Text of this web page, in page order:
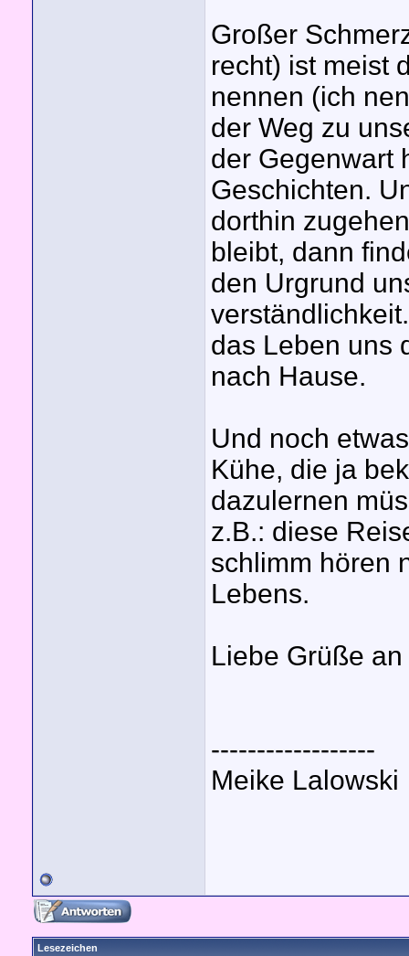
Großer
recht) ist meist
nennen (ich
der Weg zu
der Gegenwart
Geschichten.
dorthin
bleibt, dann
den Urgrund
das Leben uns
nach Hause.
Und noch
Kühe, die ja
dazulernen
z.B.: diese
schlimm hören
Lebens.
Liebe Grüße
------------------
Meike Lalowski
Lesezeichen